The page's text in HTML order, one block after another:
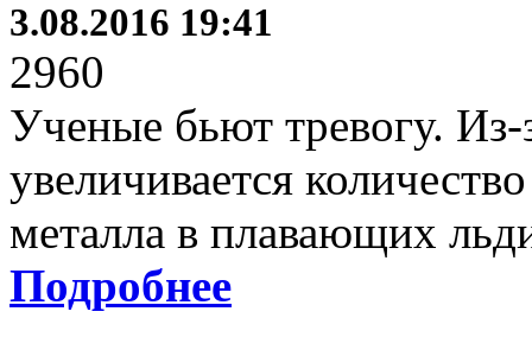
3.08.2016 19:41
2960
Ученые бьют тревогу.
увеличивается
металла в плавающих
Подробнее